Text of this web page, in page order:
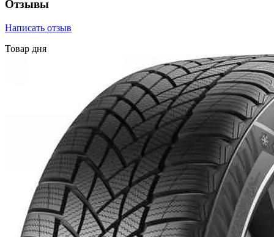
Отзывы
Написать отзыв
Товар дня